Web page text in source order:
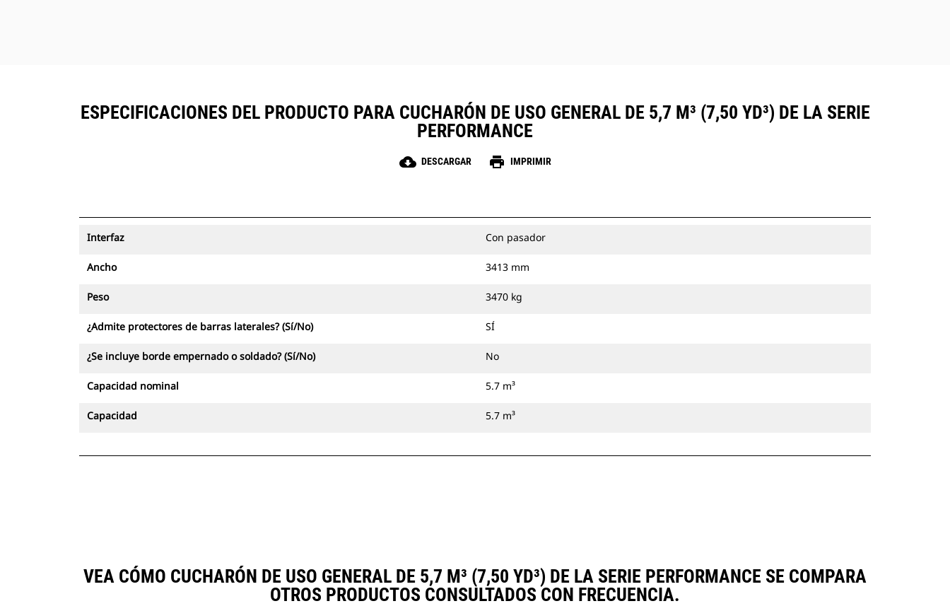
ESPECIFICACIONES DEL PRODUCTO PARA CUCHARÓN DE USO GENERAL DE 5,7 M³ (7,50 YD³) DE LA SERIE
PERFORMANCE
cloud_download DESCARGAR print IMPRIMIR
Interfaz Con pasador
Ancho 3413 mm
Peso 3470 kg
¿Admite protectores de barras laterales? (Sí/No) SÍ
¿Se incluye borde empernado o soldado? (Sí/No) No
Capacidad nominal 5.7 m³
Capacidad 5.7 m³
VEA CÓMO CUCHARÓN DE USO GENERAL DE 5,7 M³ (7,50 YD³) DE LA SERIE PERFORMANCE SE COMPARA
OTROS PRODUCTOS CONSULTADOS CON FRECUENCIA.